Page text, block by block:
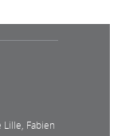
Fabien